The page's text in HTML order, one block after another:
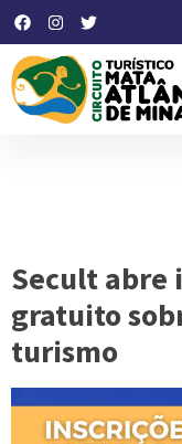
Secult abre
gratuito
turismo